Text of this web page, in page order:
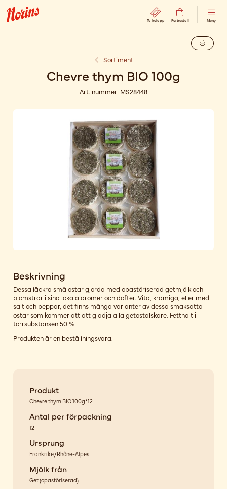
Ta kölapp Förbeställ Meny
Sortiment
Chevre thym BIO 100g
Art. nummer: MS28448
Beskrivning
Dessa läckra små ostar gjorda med opastöriserad getmjölk och
blomstrar i sina lokala aromer och dofter. Vita, krämiga, eller med
salt och peppar, det finns många varianter av dessa smaksatta
ostar som kommer att att glädja alla getostälskare. Fetthalt i
torrsubstansen 50 %
Produkten är en beställningsvara.
Produkt
Chevre thym BIO 100g*12
Antal per förpackning
12
Ursprung
Frankrike/Rhône-Alpes
Mjölk från
Get(opastöriserad)